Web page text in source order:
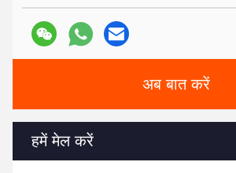
अब बात करें
हमें मेल करें